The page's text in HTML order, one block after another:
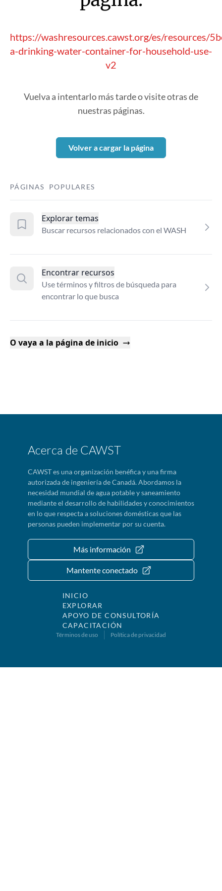
https://washresources.cawst.org/es/resources/
a-drinking-water-container-for-household-use-
v2
Vuelva a intentarlo más tarde o visite otras de
nuestras páginas.
Volver a cargar la página
PÁGINAS POPULARES
Explorar temas
Buscar recursos relacionados con el WASH
Encontrar recursos
Use términos y filtros de búsqueda para
encontrar lo que busca
O vaya a la página de inicio
Acerca de CAWST
CAWST es una organización benéfica y una firma
autorizada de ingeniería de Canadá. Abordamos la
necesidad mundial de agua potable y saneamiento
mediante el desarrollo de habilidades y conocimientos
en lo que respecta a soluciones domésticas que las
personas pueden implementar por su cuenta.
Más información
Mantente conectado
INICIO
EXPLORAR
APOYO DE CONSULTORÍA
CAPACITACIÓN
Términos de uso Política de privacidad